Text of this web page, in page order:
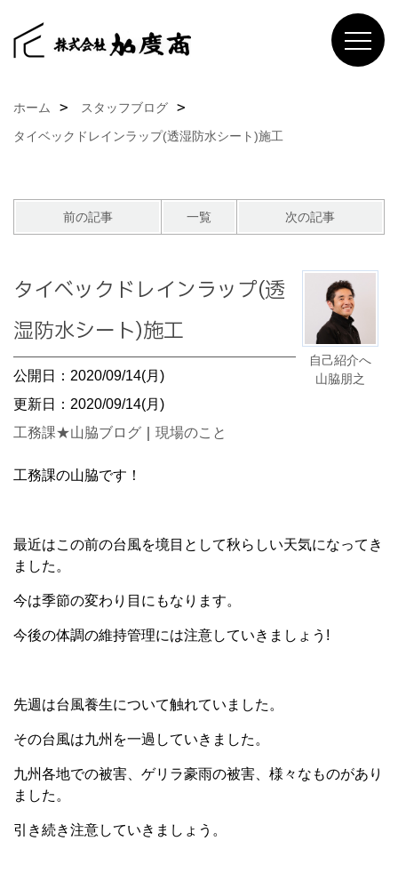
ホーム
スタッフブログ
タイベックドレインラップ(透湿防水シート)施工
前の記事 一覧 次の記事
自己紹介へ
山脇朋之
タイベックドレインラップ(透
湿防水シート)施工
公開日：2020/09/14(月)
更新日：2020/09/14(月)
工務課★山脇ブログ
現場のこと
工務課の山脇です！
最近はこの前の台風を境目として秋らしい天気になってき
ました。
今は季節の変わり目にもなります。
今後の体調の維持管理には注意していきましょう!
先週は台風養生について触れていました。
その台風は九州を一過していきました。
九州各地での被害、ゲリラ豪雨の被害、様々なものがあり
ました。
引き続き注意していきましょう。